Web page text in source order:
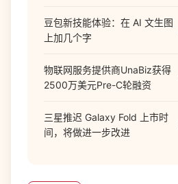
豆包新技能体验：在 AI 文生图
上加几个字
物联网服务提供商UnaBiz获得
2500万美元Pre-C轮融资
三星推迟 Galaxy Fold 上市时
间，将做进一步改进